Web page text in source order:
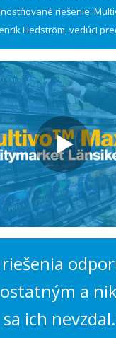
riešenie:
Hedström, vedúci
a
sa ich